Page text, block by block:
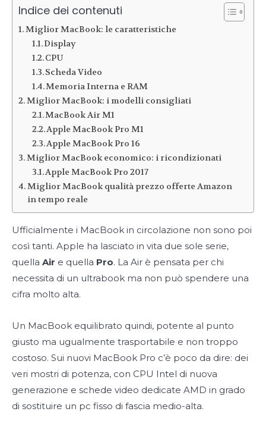
Indice dei contenuti
Miglior MacBook: le caratteristiche
Display
CPU
Scheda Video
Memoria Interna e RAM
Miglior MacBook: i modelli consigliati
MacBook Air M1
Apple MacBook Pro M1
Apple MacBook Pro 16
Miglior MacBook economico: i ricondizionati
Apple MacBook Pro 2017
Miglior MacBook qualità prezzo offerte Amazon
in tempo reale
Ufficialmente i MacBook in circolazione non sono poi
così tanti. Apple ha lasciato in vita due sole serie,
quella Air e quella Pro. La Air è pensata per chi
necessita di un ultrabook ma non può spendere una
cifra molto alta.
Un MacBook equilibrato quindi, potente al punto
giusto ma ugualmente trasportabile e non troppo
costoso. Sui nuovi MacBook Pro c’è poco da dire: dei
veri mostri di potenza, con CPU Intel di nuova
generazione e schede video dedicate AMD in grado
di sostituire un pc fisso di fascia medio-alta.